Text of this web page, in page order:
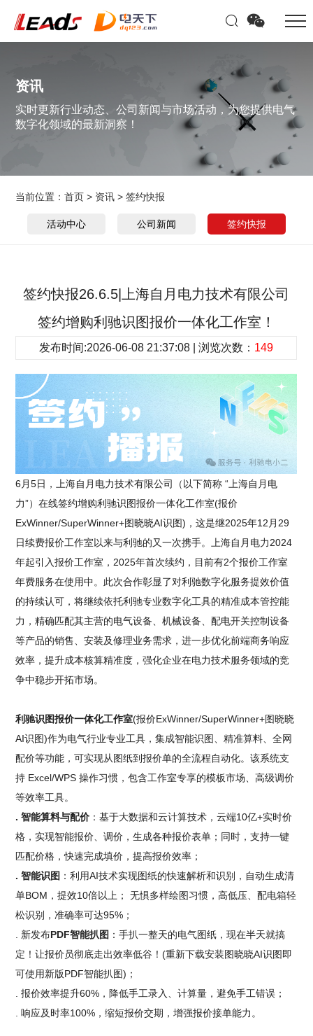
资讯
实时更新行业动态、公司新闻与市场活动，为您提供电气
数字化领域的最新洞察！
当前位置：首页 > 资讯 >签约快报
活动中心 公司新闻 签约快报
签约快报26.6.5|上海自月电力技术有限公司
签约增购利驰识图报价一体化工作室！
发布时间:2026-06-08 21:37:08 | 浏览次数： 149
6月5日，上海自月电力技术有限公司（以下简称 “上海自月电
力”）在线签约增购利驰识图报价一体化工作室(报价
ExWinner/SuperWinner+图晓晓AI识图)，这是继2025年12月29
日续费报价工作室以来与利驰的又一次携手。上海自月电力2024
年起引入报价工作室，2025年首次续约，目前有2个报价工作室
年费服务在使用中。此次合作彰显了对利驰数字化服务提效价值
的持续认可，将继续依托利驰专业数字化工具的精准成本管控能
力，精确匹配其主营的电气设备、机械设备、配电开关控制设备
等产品的销售、安装及修理业务需求，进一步优化前端商务响应
效率，提升成本核算精准度，强化企业在电力技术服务领域的竞
争中稳步开拓市场。
利驰识图报价一体化工作室(报价ExWinner/SuperWinner+图晓晓
AI识图)作为电气行业专业工具，集成智能识图、精准算料、全网
配价等功能，可实现从图纸到报价单的全流程自动化。该系统支
持 Excel/WPS 操作习惯，包含工作室专享的模板市场、高级调价
等效率工具。
. 智能算料与配价 ：基于大数据和云计算技术，云端10亿+实时价
格，实现智能报价、调价，生成各种报价表单；同时，支持一键
匹配价格，快速完成填价，提高报价效率；
. 智能识图 ：利用AI技术实现图纸的快速解析和识别，自动生成清
单BOM，提效10倍以上； 无惧多样绘图习惯，高低压、配电箱轻
松识别，准确率可达95%；
. 新发布PDF智能扒图 ：手扒一整天的电气图纸，现在半天就搞
定！让报价员彻底走出效率低谷！(重新下载安装图晓晓AI识图即
可使用新版PDF智能扒图)；
. 报价效率提升60%，降低手工录入、计算量，避免手工错误；
. 响应及时率100%，缩短报价交期，增强报价接单能力。